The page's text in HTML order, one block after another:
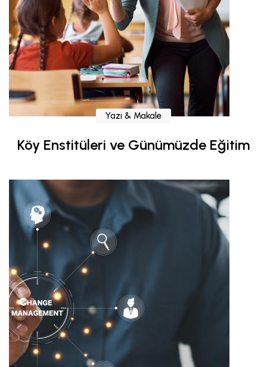
Yazı & Makale
Köy Enstitüleri ve Günümüzde Eğitim